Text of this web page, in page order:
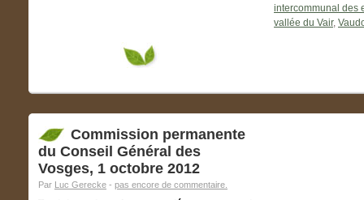
intercommunal des
vallée du Vair,
Commission permanente
du Conseil Général des
Vosges, 1 octobre 2012
Par Luc Gerecke - pas encore de commentaire.